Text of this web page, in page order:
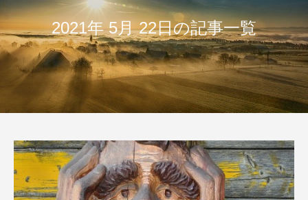
2021年 5月 22日の記事一覧